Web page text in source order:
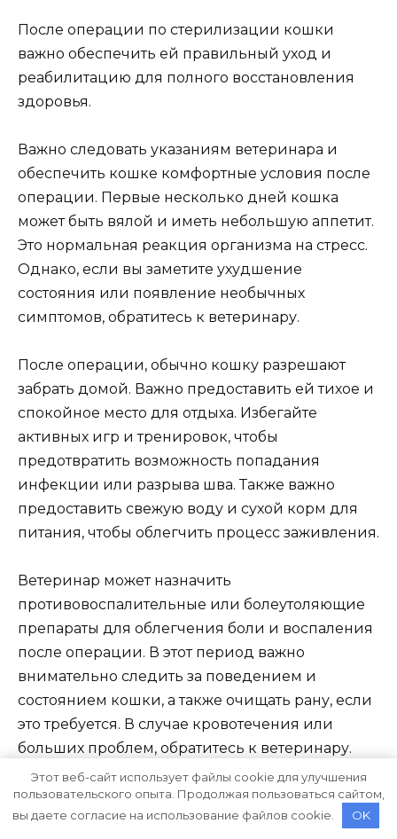
После операции по стерилизации кошки
важно обеспечить ей правильный уход и
реабилитацию для полного восстановления
здоровья.
Важно следовать указаниям ветеринара и
обеспечить кошке комфортные условия после
операции. Первые несколько дней кошка
может быть вялой и иметь небольшую аппетит.
Это нормальная реакция организма на стресс.
Однако, если вы заметите ухудшение
состояния или появление необычных
симптомов, обратитесь к ветеринару.
После операции, обычно кошку разрешают
забрать домой. Важно предоставить ей тихое и
спокойное место для отдыха. Избегайте
активных игр и тренировок, чтобы
предотвратить возможность попадания
инфекции или разрыва шва. Также важно
предоставить свежую воду и сухой корм для
питания, чтобы облегчить процесс заживления.
Ветеринар может назначить
противовоспалительные или болеутоляющие
препараты для облегчения боли и воспаления
после операции. В этот период важно
внимательно следить за поведением и
состоянием кошки, а также очищать рану, если
это требуется. В случае кровотечения или
больших проблем, обратитесь к ветеринару.
Полная реабилитация после операции обычно
занимает около 10-14 дней. В этот период важно
Этот веб-сайт использует файлы cookie для улучшения
пользовательского опыта. Продолжая пользоваться сайтом,
вы даете согласие на использование файлов cookie.
OK